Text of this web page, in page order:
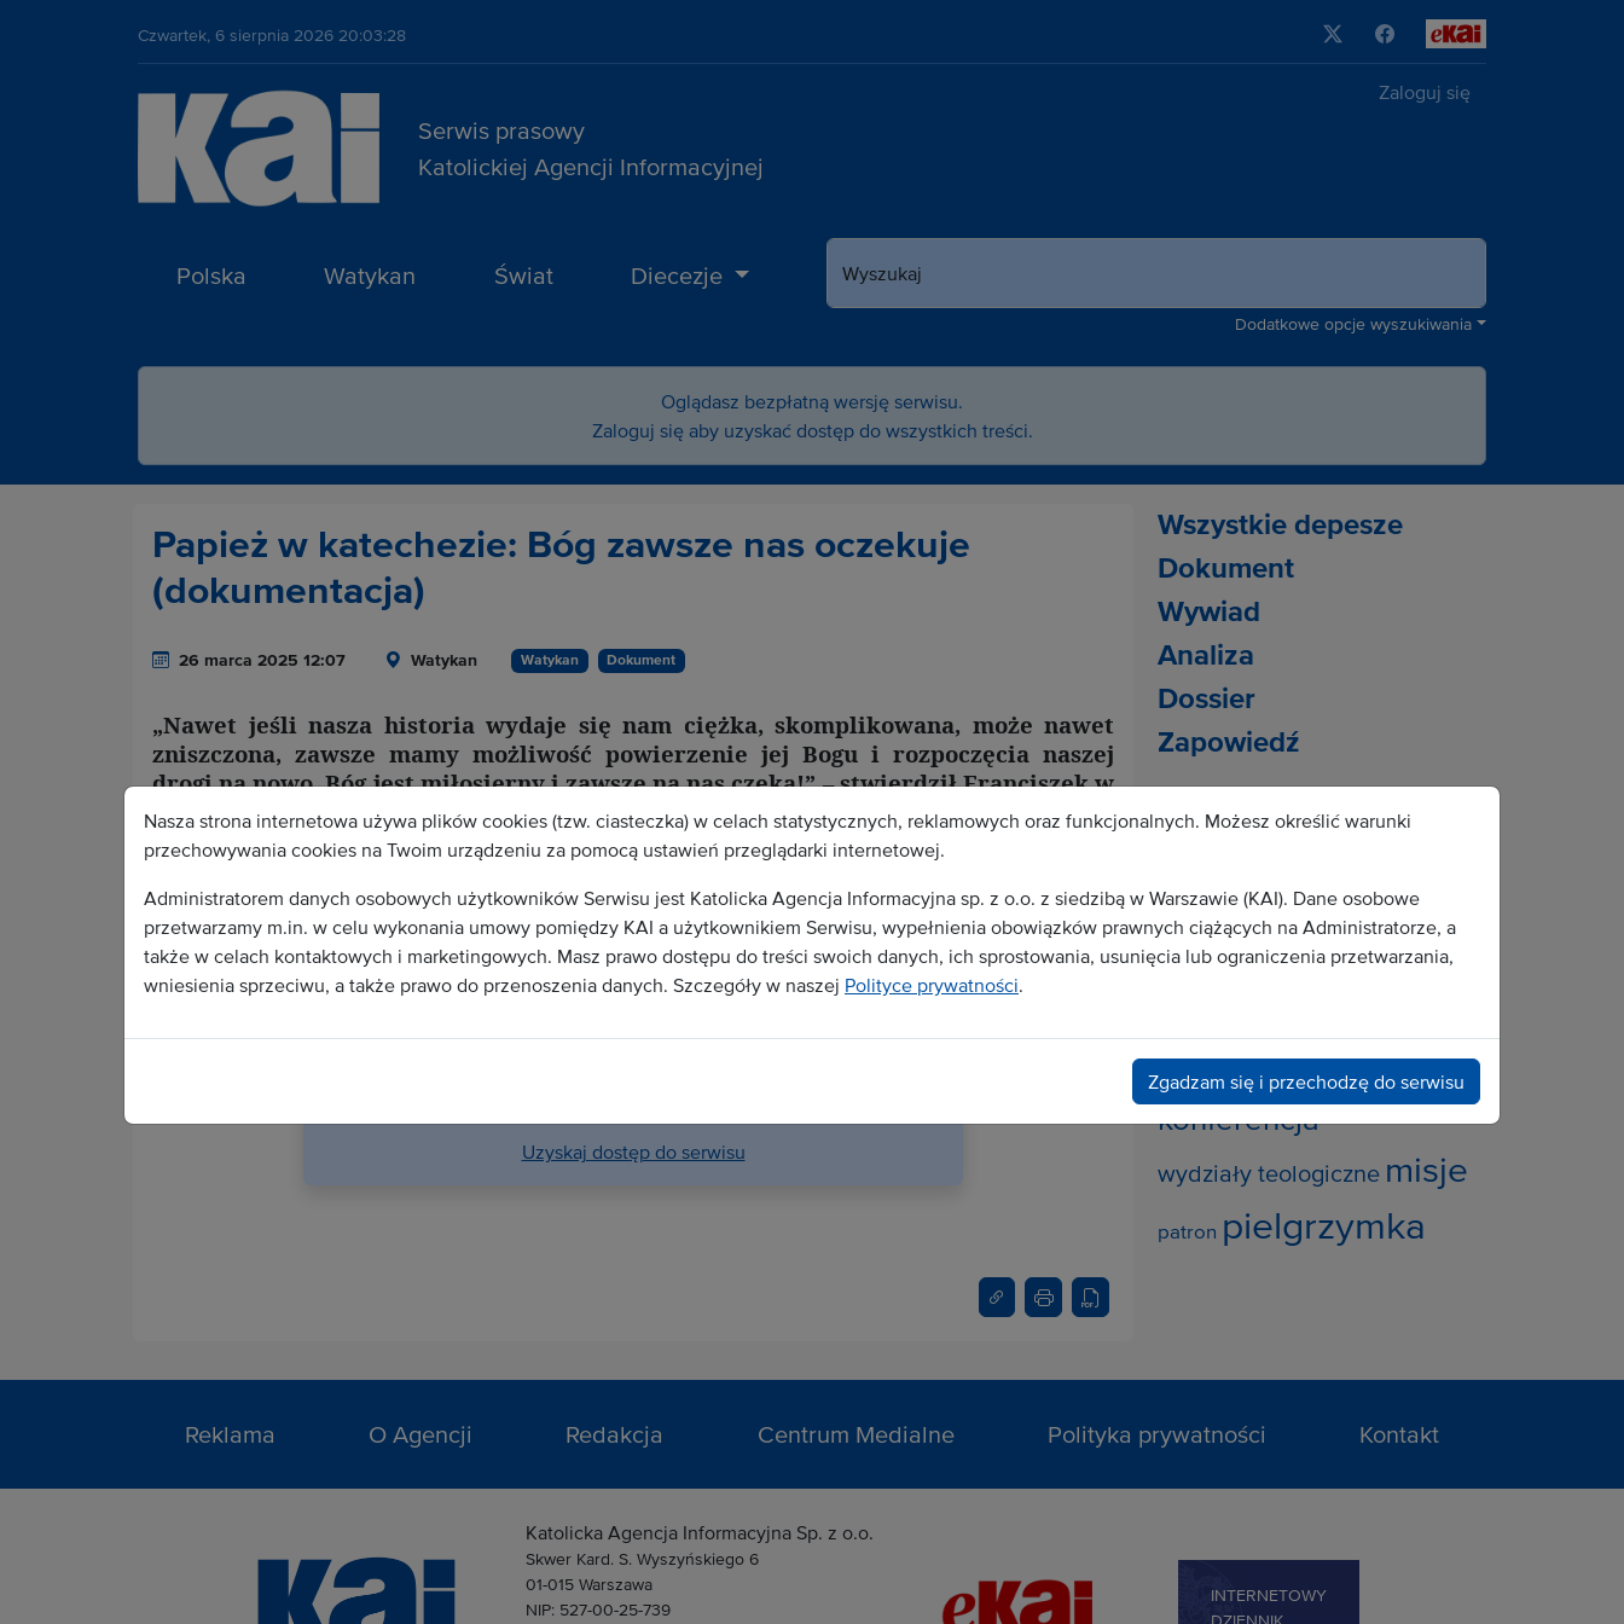
Czwartek, 6 sierpnia 2026 20:03:28
Serwis prasowy
Katolickiej Agencji Informacyjnej
Zaloguj się
Polska Watykan Świat Diecezje Wyszukaj
Dodatkowe opcje wyszukiwania
Oglądasz bezpłatną wersję serwisu.
Zaloguj się aby uzyskać dostęp do wszystkich treści.
Papież w katechezie: Bóg zawsze nas oczekuje
(dokumentacja)
26 marca 2025 12:07 Watykan Watykan Dokument
„Nawet jeśli nasza historia wydaje się nam ciężka, skomplikowana, może nawet
zniszczona, zawsze mamy możliwość powierzenie jej Bogu i rozpoczęcia naszej
drogi na nowo. Bóg jest miłosierny i zawsze na nas czeka!” – stwierdził Franciszek w
przygotowanej na dziś katechezie, opublikowanej przez Biuro Prasowe Stolicy
Apostolskiej. Jej tematem było spotkanie Pana Jezusa z Samarytanką.
Cała treść depeszy dostępna jest dla zalogowanych użytkowników.
Warunki abonamentu
Aby stać się odbiorcą Serwisu należy podpisać stosowną umowę z
Uzyskaj dostęp do serwisu
Wszystkie depesze
Dokument
Wywiad
Analiza
Dossier
Zapowiedź
Popularne tematy:
Benedykt XVI mężczyźni
katastrofy naturalne
choroba zabytki
konferencja
wydziały teologiczne misje
patron pielgrzymka
Nasza strona internetowa używa plików cookies (tzw. ciasteczka) w celach statystycznych, reklamowych oraz funkcjonalnych. Możesz określić warunki
przechowywania cookies na Twoim urządzeniu za pomocą ustawień przeglądarki internetowej.
Administratorem danych osobowych użytkowników Serwisu jest Katolicka Agencja Informacyjna sp. z o.o. z siedzibą w Warszawie (KAI). Dane osobowe
przetwarzamy m.in. w celu wykonania umowy pomiędzy KAI a użytkownikiem Serwisu, wypełnienia obowiązków prawnych ciążących na Administratorze, a
także w celach kontaktowych i marketingowych. Masz prawo dostępu do treści swoich danych, ich sprostowania, usunięcia lub ograniczenia przetwarzania,
wniesienia sprzeciwu, a także prawo do przenoszenia danych. Szczegóły w naszej Polityce prywatności
Zgadzam się i przechodzę do serwisu
Reklama O Agencji Redakcja Centrum Medialne Polityka prywatności Kontakt
Katolicka Agencja Informacyjna Sp. z o.o.
Skwer Kard. S. Wyszyńskiego 6
01-015 Warszawa
NIP: 527-00-25-739
INTERNETOWY
DZIENNIK